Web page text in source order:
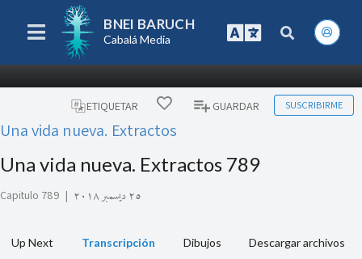
BNEI BARUCH
Cabalá Media
ETIQUETAR GUARDAR SUSCRIBIRME
Una vida nueva. Extractos
Una vida nueva. Extractos 789
Capitulo 789 | ٢٥ ديسمبر ٢٠١٨
Up Next Transcripción Dibujos Descargar archivos